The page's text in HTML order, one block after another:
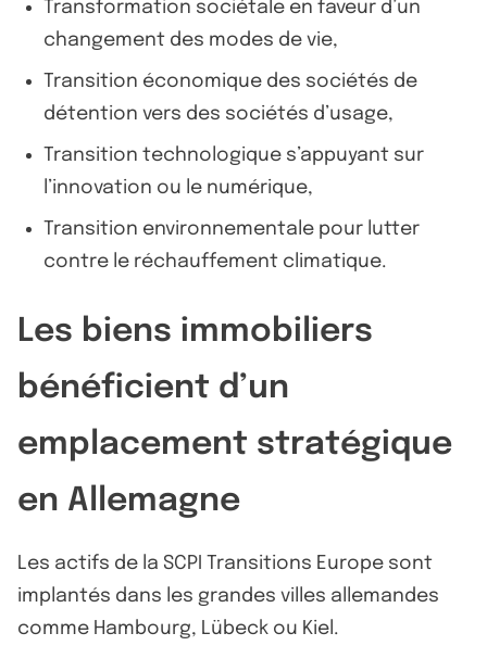
Transformation sociétale en faveur d’un
changement des modes de vie,
Transition économique des sociétés de
détention vers des sociétés d’usage,
Transition technologique s’appuyant sur
l’innovation ou le numérique,
Transition environnementale pour lutter
contre le réchauffement climatique.
Les biens immobiliers
bénéficient d’un
emplacement stratégique
en Allemagne
Les actifs de la SCPI Transitions Europe sont
implantés dans les grandes villes allemandes
comme Hambourg, Lübeck ou Kiel.